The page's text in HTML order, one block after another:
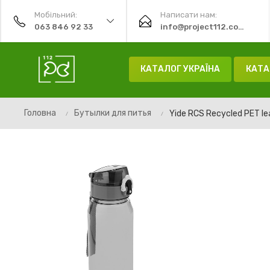
Мобільний:
063 846 92 33
Написати нам:
info@project112.com.ua
КАТАЛОГ УКРАЇНА
Головна Бутылки для питья Yide RCS Recycled PET